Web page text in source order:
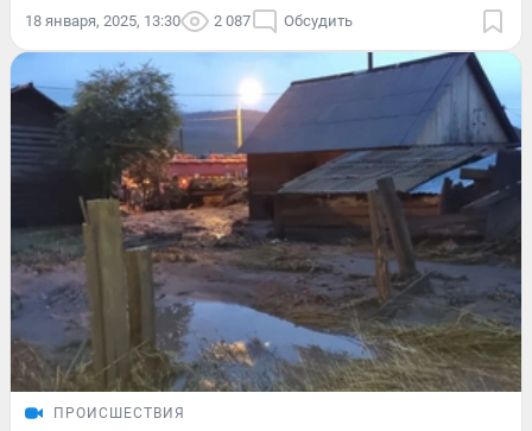
18 января, 2025, 13:30 2 087 Обсудить
ПРОИСШЕСТВИЯ